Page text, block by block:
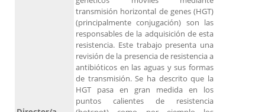
transmisión horizontal de genes (HGT)
(principalmente conjugación) son las
responsables de la adquisición de esta
resistencia. Este trabajo presenta una
revisión de la presencia de resistencia a
antibióticos en las aguas y sus formas
de transmisión. Se ha descrito que la
HGT pasa en gran medida en los
puntos calientes de resistencia